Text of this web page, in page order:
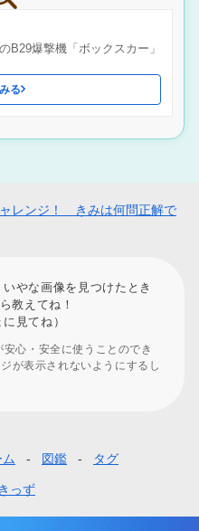
B29爆撃機「ボックスカー」
る
レンジ！ きみは何問正解で
やな画像を見つけたとき
教えてね！
見てね）
心・安全に使うことのでき
が表示されないようにするし
図鑑 タグ
っず